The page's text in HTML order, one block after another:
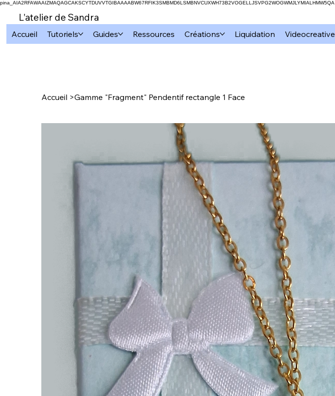
pina_AIA2RFAWAAIZMAQAGCAKSCYTDUVVTGIBAAAABW67RFIK3SMBMD6LSMBNVCUXWH73B2VOGELLJSVPG2WOGWMJLYMIALHMW5QA
L'atelier de Sandra
Accueil Tutoriels Guides Ressources Créations Liquidation Videocreative
Accueil >Gamme "Fragment" Pendentif rectangle 1 Face